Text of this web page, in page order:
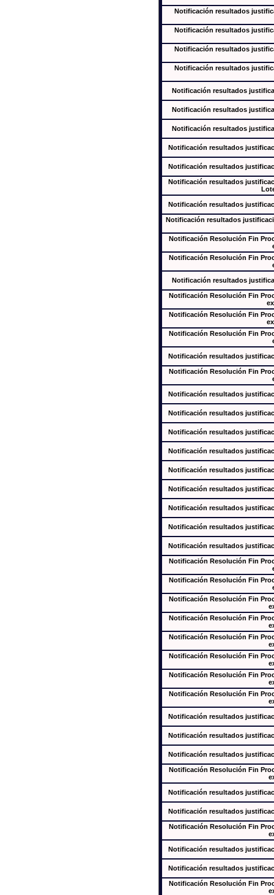
Notificación resultados
Notificación resultados
Notificación resultados
Notificación resultados
Notificación resultados
Notificación resultados
Notificación resultados
Notificación resultados
Notificación resultados
Notificación resultados
Notificación resultados
Notificación resultados
Notificación Resolución Fin
Notificación Resolución Fin
Notificación resultados
Notificación Resolución Fin
Notificación Resolución Fin
Notificación Resolución Fin
Notificación resultados
Notificación Resolución Fin
Notificación resultados
Notificación resultados
Notificación resultados
Notificación resultados
Notificación resultados
Notificación resultados
Notificación resultados
Notificación resultados
Notificación resultados
Notificación Resolución Fin
Notificación Resolución Fin
Notificación Resolución Fin
Notificación Resolución Fin
Notificación Resolución Fin
Notificación Resolución Fin
Notificación Resolución Fin
Notificación Resolución Fin
Notificación resultados
Notificación resultados
Notificación resultados
Notificación Resolución Fin
Notificación resultados
Notificación resultados
Notificación Resolución Fin
Notificación resultados
Notificación resultados
Notificación Resolución Fin